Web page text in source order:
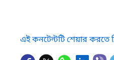
এই কনটেন্টটি শেয়ার করতে